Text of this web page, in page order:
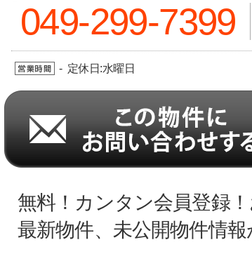
049-299-7399
- 定休日:水曜日
無料！カンタン会員登録！
最新物件、未公開物件情